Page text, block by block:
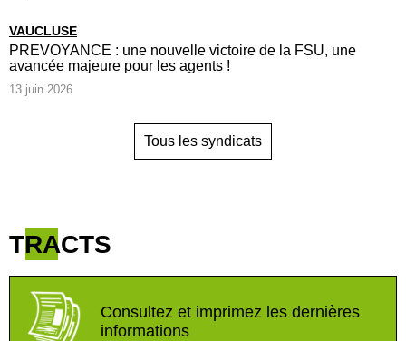
VAUCLUSE
PREVOYANCE : une nouvelle victoire de la FSU, une
avancée majeure pour les agents !
13 juin 2026
Tous les syndicats
TRACTS
Consultez et imprimez les dernières
informations